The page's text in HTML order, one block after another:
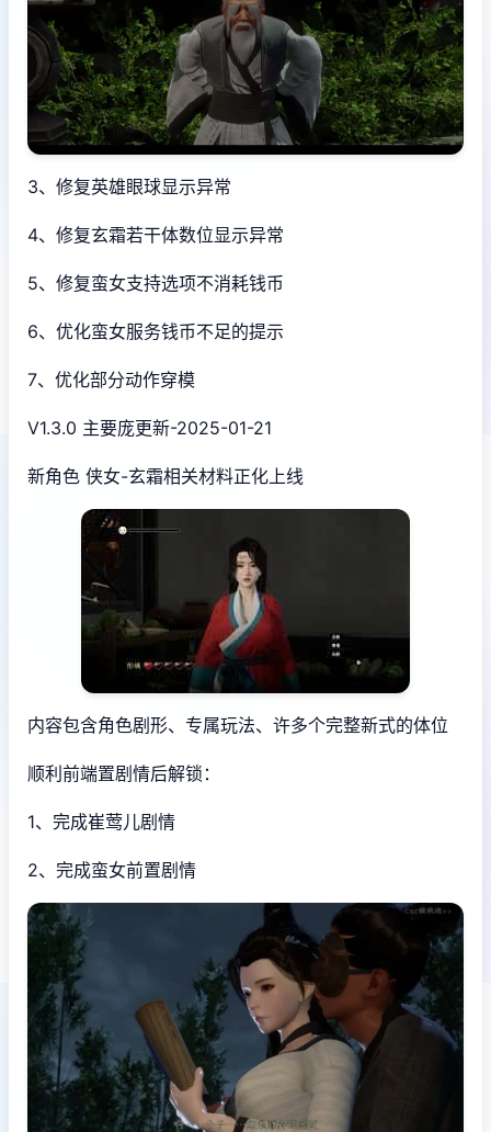
3、修复英雄眼球显示异常
4、修复玄霜若干体数位显示异常
5、修复蛮女支持选项不消耗钱币
6、优化蛮女服务钱币不足的提示
7、优化部分动作穿模
V1.3.0 主要庞更新-2025-01-21
新角色 侠女-玄霜相关材料正化上线
内容包含角色剧形、专属玩法、许多个完整新式的体位
顺利前端置剧情后解锁：
1、完成崔莺儿剧情
2、完成蛮女前置剧情